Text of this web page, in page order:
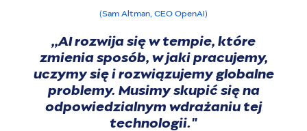
(Sam Altman, CEO OpenAI)
,,AI rozwija się w tempie, które
zmienia sposób, w jaki pracujemy,
uczymy się i rozwiązujemy globalne
problemy. Musimy skupić się na
odpowiedzialnym wdrażaniu tej
technologii."